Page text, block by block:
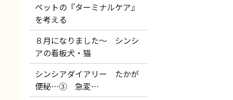
ペットの『ターミナルケア』
を考える
８月になりました～ シンシ
アの看板犬・猫
シンシアダイアリー たかが
便秘…③ 急変…